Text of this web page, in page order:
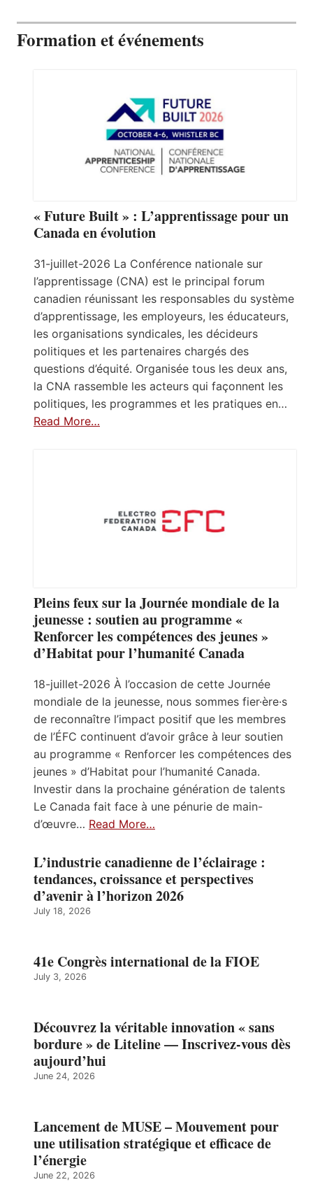
Formation et événements
« Future Built » : L’apprentissage pour un
Canada en évolution
31-juillet-2026 La Conférence nationale sur
l’apprentissage (CNA) est le principal forum
canadien réunissant les responsables du système
d’apprentissage, les employeurs, les éducateurs,
les organisations syndicales, les décideurs
politiques et les partenaires chargés des
questions d’équité. Organisée tous les deux ans,
la CNA rassemble les acteurs qui façonnent les
politiques, les programmes et les pratiques en…
Read More…
Pleins feux sur la Journée mondiale de la
jeunesse : soutien au programme «
Renforcer les compétences des jeunes »
d’Habitat pour l’humanité Canada
18-juillet-2026 À l’occasion de cette Journée
mondiale de la jeunesse, nous sommes fier·ère·s
de reconnaître l’impact positif que les membres
de l’ÉFC continuent d’avoir grâce à leur soutien
au programme « Renforcer les compétences des
jeunes » d’Habitat pour l’humanité Canada.
Investir dans la prochaine génération de talents
Le Canada fait face à une pénurie de main-
d’œuvre… Read More…
L’industrie canadienne de l’éclairage :
tendances, croissance et perspectives
d’avenir à l’horizon 2026
July 18, 2026
41e Congrès international de la FIOE
July 3, 2026
Découvrez la véritable innovation « sans
bordure » de Liteline — Inscrivez-vous dès
aujourd’hui
June 24, 2026
Lancement de MUSE – Mouvement pour
une utilisation stratégique et efficace de
l’énergie
June 22, 2026